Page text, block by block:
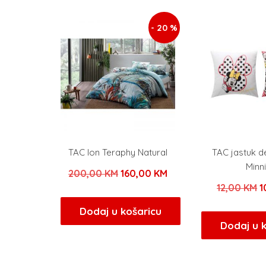
- 20 %
TAC Ion Teraphy Natural
200,00KM Izvorna
bila
je:
160,00 KM
160,00 KM.
Dodaj u košaricu
TAC jastuk
12,00KM
Dodaj u